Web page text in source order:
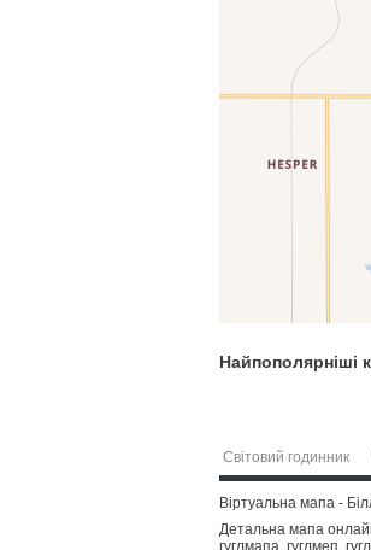
Найпополярніші
Світовий годинник
Віртуальна мапа -
Детальна мапа
гуглмапа, гуглмеп,